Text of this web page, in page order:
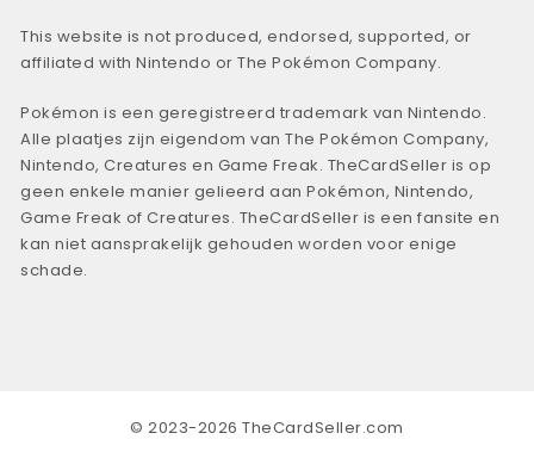
This website is not produced, endorsed, supported, or
affiliated with Nintendo or The Pokémon Company.
Pokémon is een geregistreerd trademark van Nintendo.
Alle plaatjes zijn eigendom van The Pokémon Company,
Nintendo, Creatures en Game Freak. TheCardSeller is op
geen enkele manier gelieerd aan Pokémon, Nintendo,
Game Freak of Creatures. TheCardSeller is een fansite en
kan niet aansprakelijk gehouden worden voor enige
schade.
© 2023-2026 TheCardSeller.com